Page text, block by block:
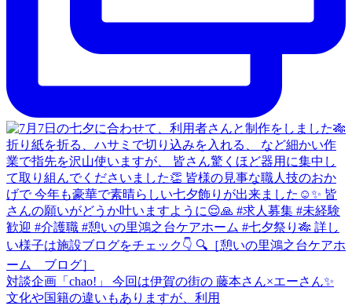
対談企画「chao!」 今回は伊賀の街の 藤本さん×エーさん✨
文化や国籍の違いもありますが、利用